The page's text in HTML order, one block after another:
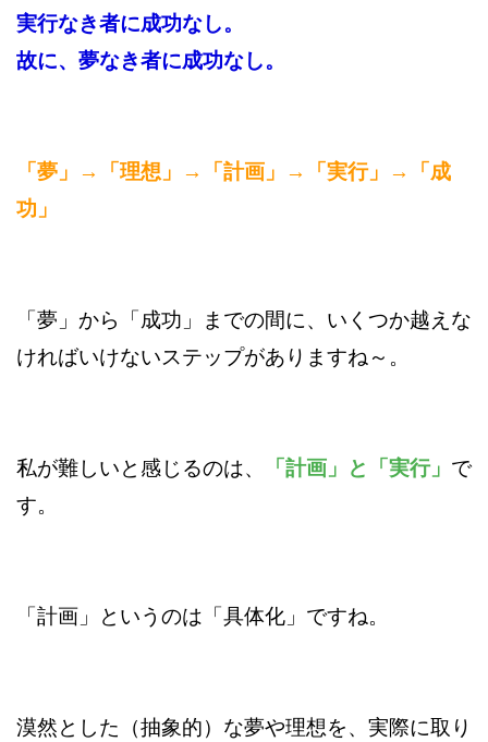
実行なき者に成功なし。
故に、夢なき者に成功なし。
「夢」→「理想」→「計画」→「実行」→「成
功」
「夢」から「成功」までの間に、いくつか越えな
ければいけないステップがありますね～。
私が難しいと感じるのは、 「計画」と「実行」 で
す。
「計画」というのは「具体化」ですね。
漠然とした（抽象的）な夢や理想を、実際に取り